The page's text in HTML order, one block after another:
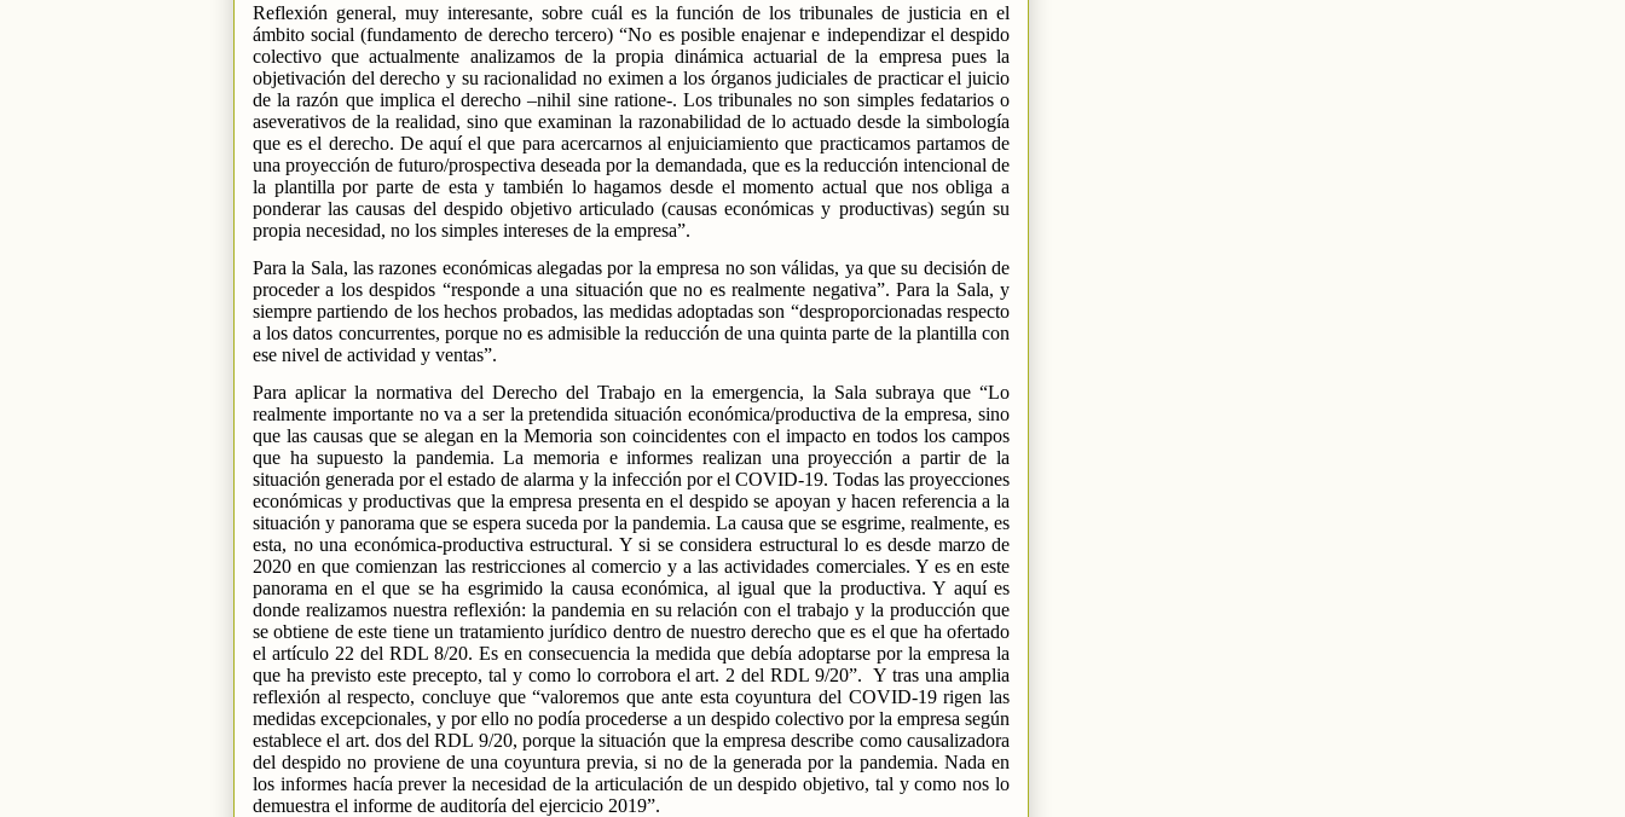
Reflexión general, muy interesante, sobre cuál es la función de los tribunales de justicia en el
ámbito social (fundamento de derecho tercero) “No es posible enajenar e independizar el despido
colectivo que actualmente analizamos de la propia dinámica actuarial de la empresa pues la
objetivación del derecho y su racionalidad no eximen a los órganos judiciales de practicar el juicio
de la razón que implica el derecho –nihil sine ratione-. Los tribunales no son simples fedatarios o
aseverativos de la realidad, sino que examinan la razonabilidad de lo actuado desde la simbología
que es el derecho. De aquí el que para acercarnos al enjuiciamiento que practicamos partamos de
una proyección de futuro/prospectiva deseada por la demandada, que es la reducción intencional de
la plantilla por parte de esta y también lo hagamos desde el momento actual que nos obliga a
ponderar las causas del despido objetivo articulado (causas económicas y productivas) según su
propia necesidad, no los simples intereses de la empresa”.
Para la Sala, las razones económicas alegadas por la empresa no son válidas, ya que su decisión de
proceder a los despidos “responde a una situación que no es realmente negativa”. Para la Sala, y
siempre partiendo de los hechos probados, las medidas adoptadas son “desproporcionadas respecto
a los datos concurrentes, porque no es admisible la reducción de una quinta parte de la plantilla con
ese nivel de actividad y ventas”.
Para aplicar la normativa del Derecho del Trabajo en la emergencia, la Sala subraya que “Lo
realmente importante no va a ser la pretendida situación económica/productiva de la empresa, sino
que las causas que se alegan en la Memoria son coincidentes con el impacto en todos los campos
que ha supuesto la pandemia. La memoria e informes realizan una proyección a partir de la
situación generada por el estado de alarma y la infección por el COVID-19. Todas las proyecciones
económicas y productivas que la empresa presenta en el despido se apoyan y hacen referencia a la
situación y panorama que se espera suceda por la pandemia. La causa que se esgrime, realmente, es
esta, no una económica-productiva estructural. Y si se considera estructural lo es desde marzo de
2020 en que comienzan las restricciones al comercio y a las actividades comerciales. Y es en este
panorama en el que se ha esgrimido la causa económica, al igual que la productiva. Y aquí es
donde realizamos nuestra reflexión: la pandemia en su relación con el trabajo y la producción que
se obtiene de este tiene un tratamiento jurídico dentro de nuestro derecho que es el que ha ofertado
el artículo 22 del RDL 8/20. Es en consecuencia la medida que debía adoptarse por la empresa la
que ha previsto este precepto, tal y como lo corrobora el art. 2 del RDL 9/20”. Y tras una amplia
reflexión al respecto, concluye que “valoremos que ante esta coyuntura del COVID-19 rigen las
medidas excepcionales, y por ello no podía procederse a un despido colectivo por la empresa según
establece el art. dos del RDL 9/20, porque la situación que la empresa describe como causalizadora
del despido no proviene de una coyuntura previa, si no de la generada por la pandemia. Nada en
los informes hacía prever la necesidad de la articulación de un despido objetivo, tal y como nos lo
demuestra el informe de auditoría del ejercicio 2019”.